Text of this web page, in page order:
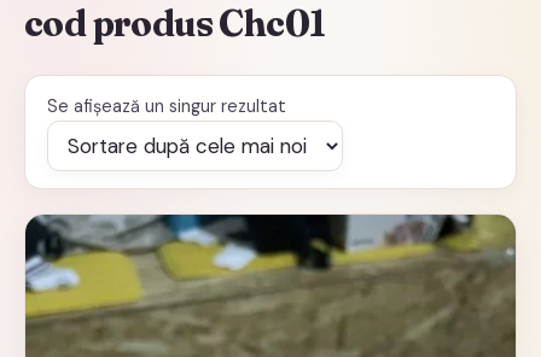
cod produs Chc01
Se afișează un singur rezultat